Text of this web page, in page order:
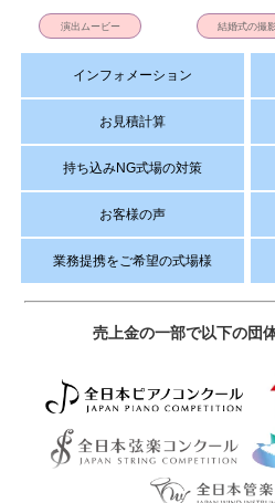
演出ムービー 結婚式の撮
インフォメーション
お見積計算
持ち込みNG式場の対策
お客様の声
業務提携をご希望の式場様
売上金の一部で以下の団